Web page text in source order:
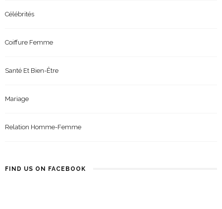
Célébrités
Coiffure Femme
Santé Et Bien-Être
Mariage
Relation Homme-Femme
FIND US ON FACEBOOK